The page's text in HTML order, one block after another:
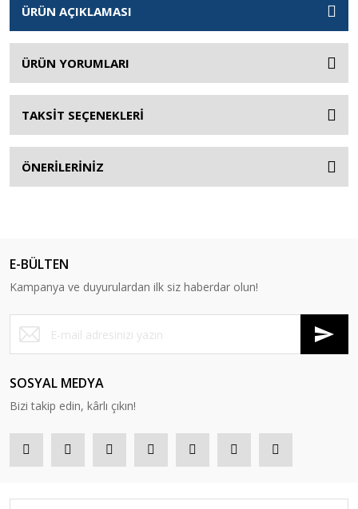
ÜRÜN AÇIKLAMASI
ÜRÜN YORUMLARI
TAKSİT SEÇENEKLERİ
ÖNERİLERİNİZ
E-BÜLTEN
Kampanya ve duyurulardan ilk siz haberdar olun!
SOSYAL MEDYA
Bizi takip edin, kârlı çıkın!